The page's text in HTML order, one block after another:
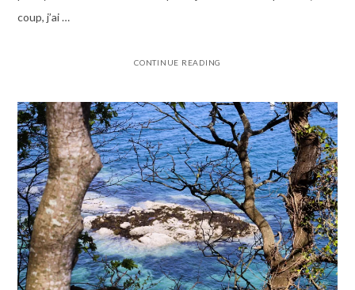
coup, j’ai …
CONTINUE READING